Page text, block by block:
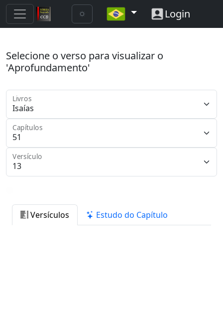
Login
Selecione o verso para visualizar o
'Aprofundamento'
Livros
Capítulos
Versículo
Versículos Estudo do Capítulo